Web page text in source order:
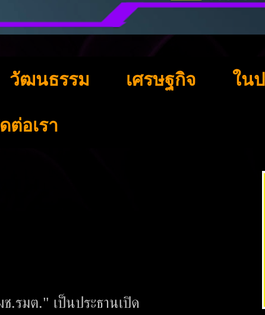
วัฒนธรรม เศรษฐกิจ ใน
ต่อเรา
.รมต." เป็นประธานเปิด